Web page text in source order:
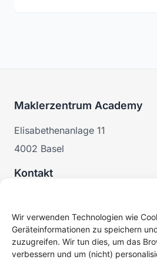
Wir verwenden Technologien wie
Geräteinformationen zu speichern
zuzugreifen. Wir tun dies, um das
verbessern und um (nicht)
Maklerzentrum Academy
Elisabethenanlage 11
4002 Basel
Kontakt
062 500 60 00
Rechtliches
Impressum